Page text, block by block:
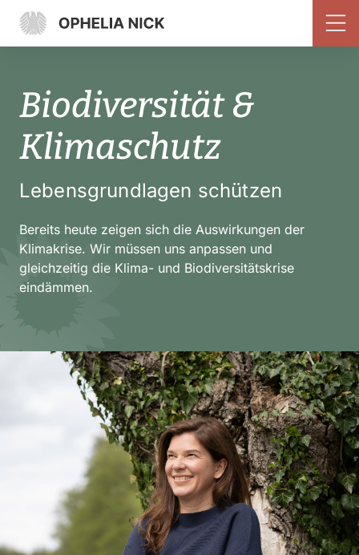
Biodiversität &
Klimaschutz
Lebensgrundlagen schützen
Bereits heute zeigen sich die Auswirkungen der
Klimakrise. Wir müssen uns anpassen und
gleichzeitig die Klima- und Biodiversitätskrise
eindämmen.